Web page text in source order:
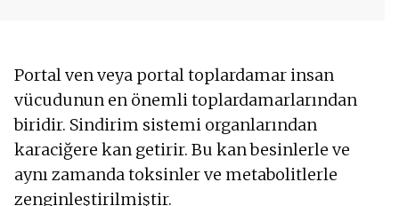
Portal ven veya portal toplardamar insan
vücudunun en önemli toplardamarlarından
biridir. Sindirim sistemi organlarından
karaciğere kan getirir. Bu kan besinlerle ve
aynı zamanda toksinler ve metabolitlerle
zenginleştirilmiştir.